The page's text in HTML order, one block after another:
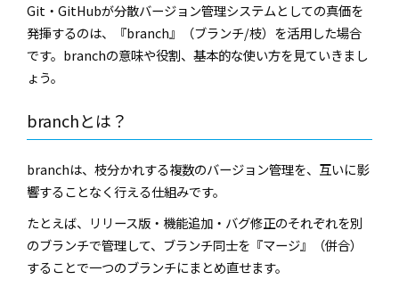
Git ・ GitHubが分散バージョン管理システムとしての真価を
発揮するのは、『branch』（ブランチ/枝） を活用した場合
です。 branchの意味や役割、基本的な使い方を見ていきまし
ょう。
branchとは？
branchは、枝分かれする複数のバージョン管理を、互いに影
響することなく行える仕組みです。
たとえば、リリース版・機能追加・バグ修正のそれぞれを別
のブランチで管理して、ブランチ同士を『マージ』（併合）
することで一つのブランチにまとめ直せます。